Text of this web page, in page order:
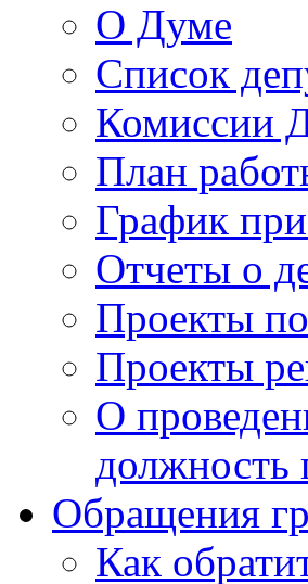
О Думе
Список
Комиссии
План
График
Отчеты о
Проекты
Проекты
О
должность
Обращения
Как